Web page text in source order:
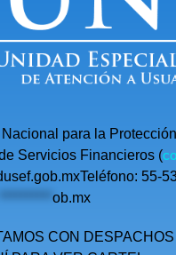
para la
Servicios Financieros (
55-
********** ob.mx
CON